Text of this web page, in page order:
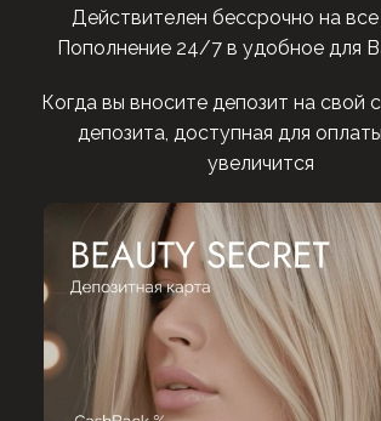
Действителен бессрочно на все
Пополнение 24/7 в удобное для
Когда вы вносите депозит на свой
депозита, доступная для
увеличится